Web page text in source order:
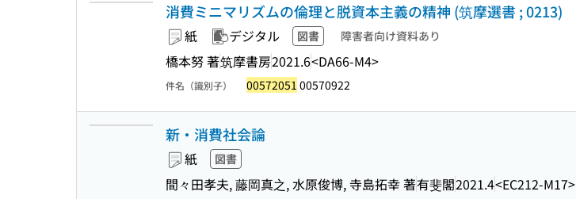
消費ミニマリズムの倫理と脱資本主義の精神 (筑摩選書 ; 0213)
紙 デジタル 図書 障害者向け資料あり
橋本努 著筑摩書房2021.6<DA66-M4>
件名（識別子） 00572051 00570922
新・消費社会論
紙 図書
間々田孝夫, 藤岡真之, 水原俊博, 寺島拓幸 著有斐閣2021.4<EC212-M17>